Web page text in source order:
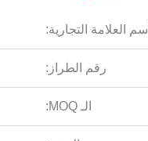
اسم العلامة التجارية:
رقم الطراز:
الـ MOQ: